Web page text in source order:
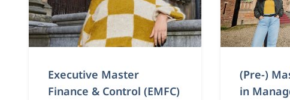
Executive Master
Finance & Control (EMFC)
(Pre-)
in